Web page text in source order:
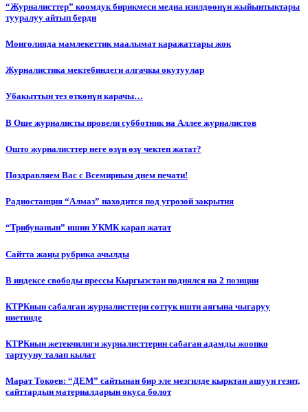
“Журналисттер” коомдук бирикмеси медиа изилдөөнүн жыйынтыктары
тууралуу айтып берди
Монголияда мамлекеттик маалымат каражаттары жок
Журналистика мектебиндеги алгачкы окутуулар
Убакыттын тез өткөнүн карачы…
В Оше журналисты провели субботник на Аллее журналистов
Ошто журналисттер неге өзүн өзү чектеп жатат?
Поздравляем Вас с Всемирным днем печати!
Радиостанция “Алмаз” находится под угрозой закрытия
“Трибунанын” ишин УКМК карап жатат
Сайтта жаңы рубрика ачылды
В индексе свободы прессы Кыргызстан поднялся на 2 позиции
КТРКнын сабалган журналисттери соттук ишти аягына чыгаруу
ниетинде
КТРКнын жетекчилиги журналисттерин сабаган адамды жоопко
тартууну талап кылат
Марат Токоев: “ДЕМ” сайтынан бир эле мезгилде кырктан ашуун гезит,
сайттардын материалдарын окуса болот